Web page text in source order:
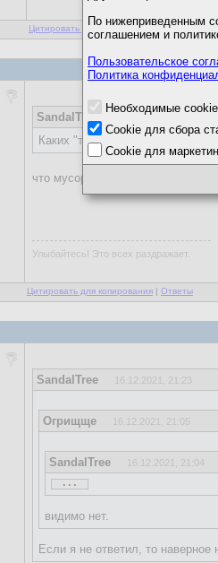
Цитировать для копирования | Ответы
SandalTree 16.12.2021, 21:20
Каких "таких"?
что мусор некуда было давать в
Улыбайтесь! Это всех раздражает.
Цитировать для копирования | Ответы
SandalTree 16.12.2021, 21:23
Огрищще 16.12.2021, 21:05
SandalTree 16.12.2021, 21:04
......
видимо нет.
Если я не ответил, то наверное
По нижеприведенным
соглашением и
Пользовательское
Политика
Необходимые cookie
Cookie для сбора
Cookie для